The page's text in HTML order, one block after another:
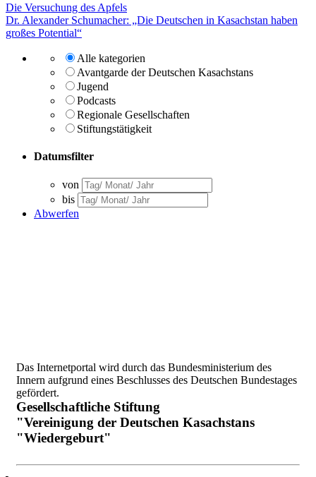
Die Versuchung des Apfels
Dr. Alexander Sсhumacher: „Die Deutschen in Kasachstan haben
großes Potential“
Alle kategorien
Avantgarde der Deutschen Kasachstans
Jugend
Podcasts
Regionale Gesellschaften
Stiftungstätigkeit
Datumsfilter
von
bis
Abwerfen
Das Internetportal wird durch das Bundesministerium des
Innern aufgrund eines Beschlusses des Deutschen Bundestages
gefördert.
Gesellschaftliche Stiftung
"Vereinigung der Deutschen Kasachstans
"Wiedergeburt"